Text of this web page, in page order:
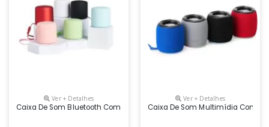
Ver + Detalhes
Caixa De Som Bluetooth Com Conectividade Tws, Material Plástico. A
Ver + Detalhes
Caixa De Som Multimídia Com